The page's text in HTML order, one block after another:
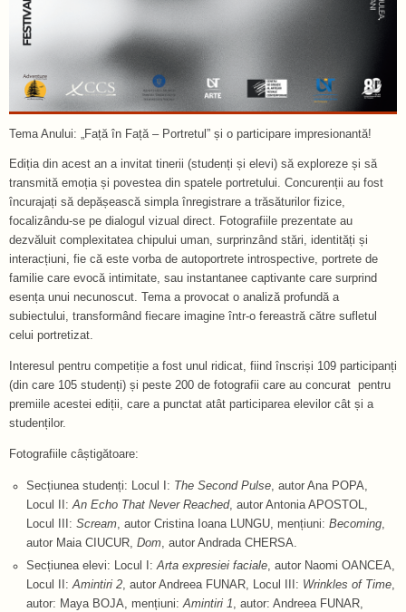
Tema Anului: „Față în Față – Portretul” și o participare impresionantă!
Ediția din acest an a invitat tinerii (studenți și elevi) să exploreze și să
transmită emoția și povestea din spatele portretului. Concurenții au fost
încurajați să depășească simpla înregistrare a trăsăturilor fizice,
focalizându-se pe dialogul vizual direct. Fotografiile prezentate au
dezvăluit complexitatea chipului uman, surprinzând stări, identități și
interacțiuni, fie că este vorba de autoportrete introspective, portrete de
familie care evocă intimitate, sau instantanee captivante care surprind
esența unui necunoscut. Tema a provocat o analiză profundă a
subiectului, transformând fiecare imagine într-o fereastră către sufletul
celui portretizat.
Interesul pentru competiție a fost unul ridicat, fiind înscriși 109 participanți
(din care 105 studenți) și peste 200 de fotografii care au concurat pentru
premiile acestei ediții, care a punctat atât participarea elevilor cât și a
studenților.
Fotografiile câștigătoare:
Secțiunea studenți: Locul I: The Second Pulse, autor Ana POPA,
Locul II:An Echo That Never Reached, autor Antonia APOSTOL,
Locul III: Scream, autor Cristina Ioana LUNGU, mențiuni: Becoming,
autor Maia CIUCUR, Dom, autor Andrada CHERSA.
Secțiunea elevi: Locul I:Arta expresiei faciale, autor Naomi OANCEA,
Locul II:Amintiri 2, autor Andreea FUNAR, Locul III: Wrinkles of Time,
autor: Maya BOJA, mențiuni:Amintiri 1, autor: Andreea FUNAR,